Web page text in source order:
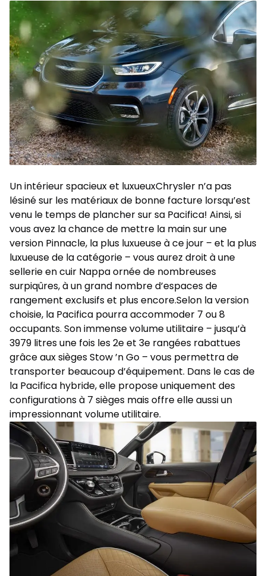
Un intérieur spacieux et luxueuxChrysler n’a pas
lésiné sur les matériaux de bonne facture lorsqu’est
venu le temps de plancher sur sa Pacifica! Ainsi, si
vous avez la chance de mettre la main sur une
version Pinnacle, la plus luxueuse à ce jour – et la plus
luxueuse de la catégorie – vous aurez droit à une
sellerie en cuir Nappa ornée de nombreuses
surpiqûres, à un grand nombre d’espaces de
rangement exclusifs et plus encore.Selon la version
choisie, la Pacifica pourra accommoder 7 ou 8
occupants. Son immense volume utilitaire – jusqu’à
3979 litres une fois les 2e et 3e rangées rabattues
grâce aux sièges Stow ’n Go – vous permettra de
transporter beaucoup d’équipement. Dans le cas de
la Pacifica hybride, elle propose uniquement des
configurations à 7 sièges mais offre elle aussi un
impressionnant volume utilitaire.